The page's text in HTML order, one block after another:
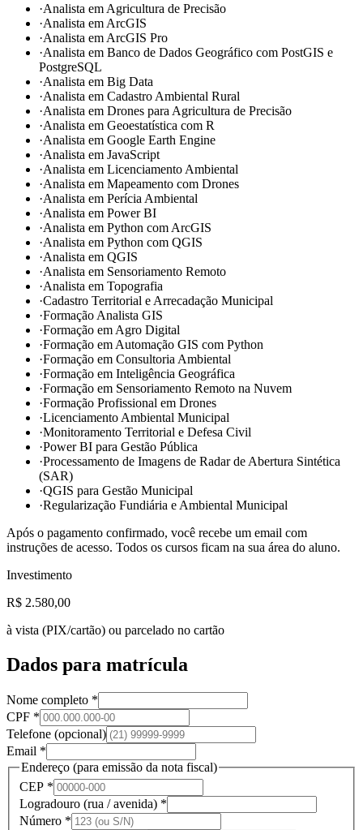
·Analista em Agricultura de Precisão
·Analista em ArcGIS
·Analista em ArcGIS Pro
·Analista em Banco de Dados Geográfico com PostGIS e
PostgreSQL
·Analista em Big Data
·Analista em Cadastro Ambiental Rural
·Analista em Drones para Agricultura de Precisão
·Analista em Geoestatística com R
·Analista em Google Earth Engine
·Analista em JavaScript
·Analista em Licenciamento Ambiental
·Analista em Mapeamento com Drones
·Analista em Perícia Ambiental
·Analista em Power BI
·Analista em Python com ArcGIS
·Analista em Python com QGIS
·Analista em QGIS
·Analista em Sensoriamento Remoto
·Analista em Topografia
·Cadastro Territorial e Arrecadação Municipal
·Formação Analista GIS
·Formação em Agro Digital
·Formação em Automação GIS com Python
·Formação em Consultoria Ambiental
·Formação em Inteligência Geográfica
·Formação em Sensoriamento Remoto na Nuvem
·Formação Profissional em Drones
·Licenciamento Ambiental Municipal
·Monitoramento Territorial e Defesa Civil
·Power BI para Gestão Pública
·Processamento de Imagens de Radar de Abertura Sintética
(SAR)
·QGIS para Gestão Municipal
·Regularização Fundiária e Ambiental Municipal
Após o pagamento confirmado, você recebe um email com
instruções de acesso. Todos os cursos ficam na sua área do aluno.
Investimento
R$ 2.580,00
à vista (PIX/cartão) ou parcelado no cartão
Dados para matrícula
Nome completo *
CPF *
Telefone (opcional)
Email *
Endereço (para emissão da nota fiscal)
CEP *
Logradouro (rua / avenida) *
Número *